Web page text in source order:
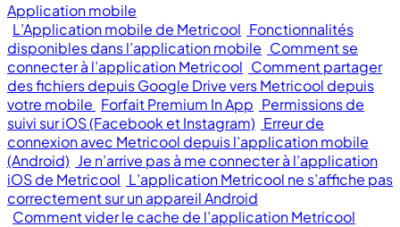
Application mobile
L’Application mobile de Metricool Fonctionnalités
disponibles dans l’application mobile Comment se
connecter à l’application Metricool Comment partager
des fichiers depuis Google Drive vers Metricool depuis
votre mobile Forfait Premium In App Permissions de
suivi sur iOS (Facebook et Instagram) Erreur de
connexion avec Metricool depuis l’application mobile
(Android) Je n’arrive pas à me connecter à l’application
iOS de Metricool L’application Metricool ne s’affiche pas
correctement sur un appareil Android
Comment vider le cache de l’application Metricool